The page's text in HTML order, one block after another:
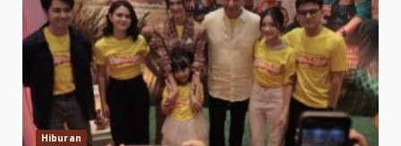
Hiburan